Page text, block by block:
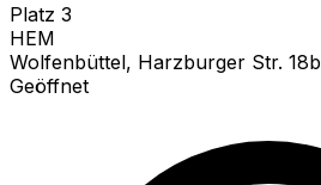
Platz 3
HEM
Wolfenbüttel, Harzburger Str. 18b
Geöffnet